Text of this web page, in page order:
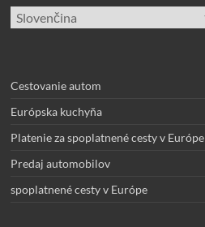
Vyberte
jazyk
Cestovanie autom
Európska kuchyňa
Platenie za spoplatnené cesty v Európe
Predaj automobilov
spoplatnené cesty v Európe